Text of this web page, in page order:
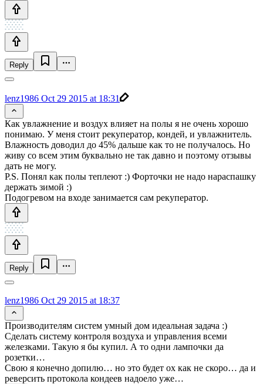
Reply
lenz1986 Oct 29 2015 at 18:31
Как увлажнение и воздух влияет на полы я не очень хорошо
понимаю. У меня стоит рекуператор, кондей, и увлажнитель.
Влажность доводил до 45% дальше как то не получалось. Но
живу со всем этим буквально не так давно и поэтому отзывы
дать не могу.
P.S. Понял как полы теплеют :) Форточки не надо нараспашку
держать зимой :)
Подогревом на входе занимается сам рекуператор.
Reply
lenz1986 Oct 29 2015 at 18:37
Производителям систем умный дом идеальная задача :)
Сделать систему контроля воздуха и управления всеми
железками. Такую я бы купил. А то одни лампочки да
розетки…
Свою я конечно допилю… но это будет ох как не скоро… да и
реверсить протокола кондеев надоело уже…